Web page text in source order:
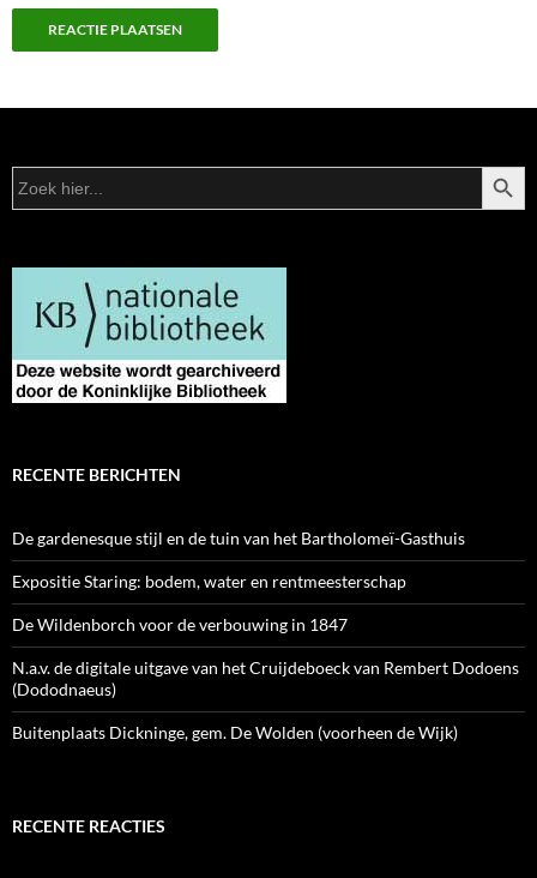
Zoek
naar:
RECENTE BERICHTEN
De gardenesque stijl en de tuin van het Bartholomeï-Gasthuis
Expositie Staring: bodem, water en rentmeesterschap
De Wildenborch voor de verbouwing in 1847
N.a.v. de digitale uitgave van het Cruijdeboeck van Rembert Dodoens
(Dododnaeus)
Buitenplaats Dickninge, gem. De Wolden (voorheen de Wijk)
RECENTE REACTIES